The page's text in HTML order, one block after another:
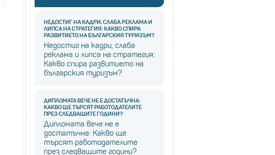
НЕДОСТИГ НА КАДРИ, СЛАБА РЕКЛАМА И
ЛИПСА НА СТРАТЕГИЯ: КАКВО СПИРА
РАЗВИТИЕТО НА БЪЛГАРСКИЯ ТУРИЗЪМ?
Недостиг на кадри, слаба
реклама и липса на стратегия:
Какво спира развитието на
българския туризъм?
ДИПЛОМАТА ВЕЧЕ НЕ Е ДОСТАТЪЧНА:
КАКВО ЩЕ ТЪРСЯТ РАБОТОДАТЕЛИТЕ
ПРЕЗ СЛЕДВАЩИТЕ ГОДИНИ?
Дипломата вече не е
достатъчна: Какво ще
търсят работодателите
през следващите години?